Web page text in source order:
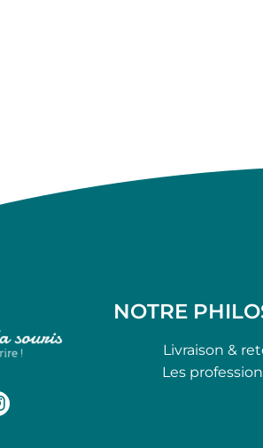
NOTRE
Livraison &
Les